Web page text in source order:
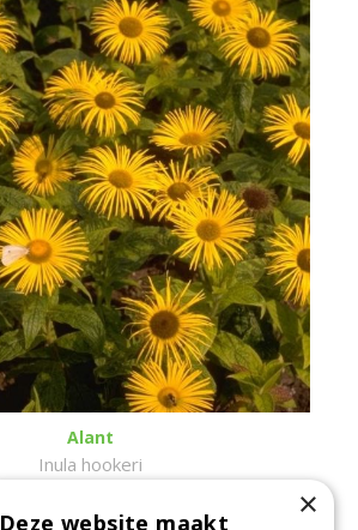
Alant
Inula hookeri
×
Deze website maakt